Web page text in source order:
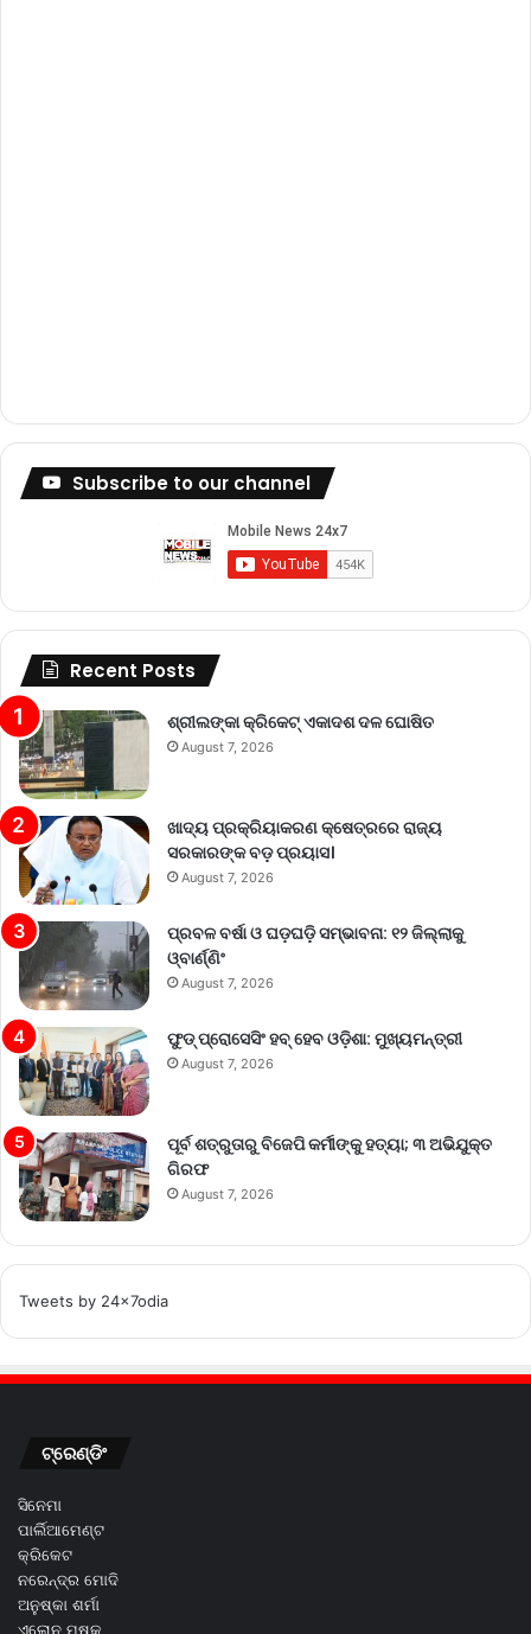
Subscribe to our channel
Recent Posts
ଶ୍ରୀଲଙ୍କା କ୍ରିକେଟ୍‌ ଏକାଦଶ ଦଳ ଘୋଷିତ
August 7, 2026
ଖାଦ୍ୟ ପ୍ରକ୍ରିୟାକରଣ କ୍ଷେତ୍ରରେ ରାଜ୍ୟ
ସରକାରଙ୍କ ବଡ଼ ପ୍ରୟାସ।
August 7, 2026
ପ୍ରବଳ ବର୍ଷା ଓ ଘଡ଼ଘଡ଼ି ସମ୍ଭାବନା: ୧୨ ଜିଲ୍ଲାକୁ
ଓ୍ବାର୍ଣ୍ଣିଂ
August 7, 2026
ଫୁଡ୍ ପ୍ରୋସେସିଂ ହବ୍ ହେବ ଓଡ଼ିଶା: ମୁଖ୍ୟମନ୍ତ୍ରୀ
August 7, 2026
ପୂର୍ବ ଶତ୍ରୁତାରୁ ବିଜେପି କର୍ମୀଙ୍କୁ ହତ୍ୟା; ୩ ଅଭିଯୁକ୍ତ
ଗିରଫ
August 7, 2026
Tweets by 24x7odia
ଟ୍ରେଣ୍ଡିଂ
ସିନେମା
ପାର୍ଲିଆମେଣ୍ଟ
କ୍ରିକେଟ
ନରେନ୍ଦ୍ର ମୋଦି
ଅନୁଷ୍କା ଶର୍ମା
ଏଲୋନ ମୁଷ୍କ